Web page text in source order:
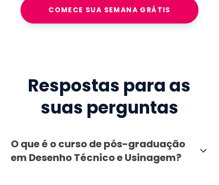
COMECE SUA SEMANA GRÁTIS
Respostas para as
suas perguntas
O que é o curso de pós-graduação
em Desenho Técnico e Usinagem?